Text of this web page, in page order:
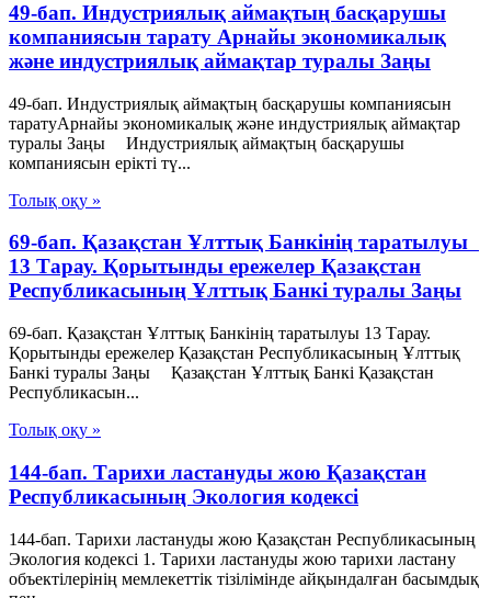
49-бап. Индустриялық аймақтың басқарушы
компаниясын тарату Арнайы экономикалық
және индустриялық аймақтар туралы Заңы
49-бап. Индустриялық аймақтың басқарушы компаниясын
таратуАрнайы экономикалық және индустриялық аймақтар
туралы Заңы Индустриялық аймақтың басқарушы
компаниясын ерікті тү...
Толық оқу »
69-бап. Қазақстан Ұлттық Банкiнiң таратылуы
13 Тарау. Қорытынды ережелер Қазақстан
Республикасының Ұлттық Банкі туралы Заңы
69-бап. Қазақстан Ұлттық Банкiнiң таратылуы 13 Тарау.
Қорытынды ережелер Қазақстан Республикасының Ұлттық
Банкі туралы Заңы Қазақстан Ұлттық Банкi Қазақстан
Республикасын...
Толық оқу »
144-бап. Тарихи ластануды жою Қазақстан
Республикасының Экология кодексі
144-бап. Тарихи ластануды жою Қазақстан Республикасының
Экология кодексі 1. Тарихи ластануды жою тарихи ластану
объектілерінің мемлекеттік тізілімінде айқындалған басымдық